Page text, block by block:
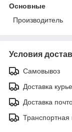
Основные
Производитель
Условия
Самовывоз
Доставка
Доставка
Транспортная